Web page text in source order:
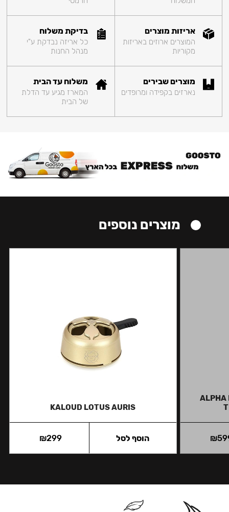
אריזות מוצרים
המוצרים ארוזים באריזות
מקוריות
בדיקת משלוח
כל אריזה נבדקת ע"י
מנהל החנות
מוצרים שבירים
נארזים בקפידה ומרופדים
משלוח עד הבית
המארז מגיע עד הדלת
של הבית
מוצרים נוספים
ALPHA
₪
KALOUD LOTUS AURIS
₪299 הוסף לסל